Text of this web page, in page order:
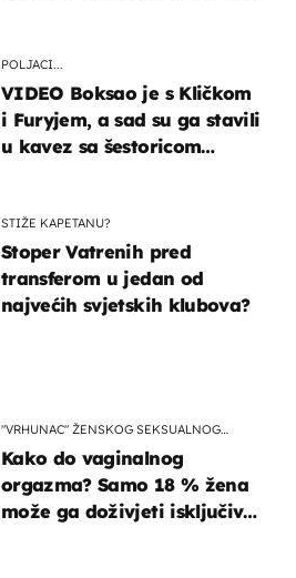
"VRHUNAC" ŽENSKOG SEKSUALNOG
Kako do vaginalnog
orgazma? Samo 18 % žena
može ga doživjeti isključivo
POLJACI...
VIDEO Boksao je s Kličkom
i Furyjem, a sad su ga stavili
u kavez sa šestoricom
STIŽE KAPETANU?
Stoper Vatrenih pred
transferom u jedan od
najvećih svjetskih klubova?